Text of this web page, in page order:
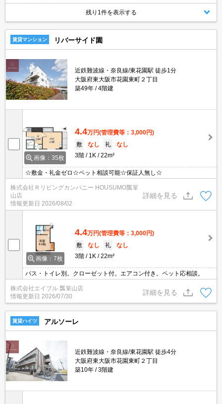
残り1件を表示する
賃貸マンション リバーサイド園
近鉄難波線・奈良線/東花園駅 徒歩1分
大阪府東大阪市花園東町２丁目
築49年
4階建
画像：35枚
4.4万円(管理費等：3,000円)
敷
なし 礼
なし
3階
1K 22m²
☆敷金・礼金ゼロ☆ペット相談可能☆保証人無し☆
株式会社Ｒリビングカンパニー HOUSUMO瓢箪
山店
情報更新日 2026/08/02
詳細を見る
画像：7枚
4.4万円(管理費等：3,000円)
敷
なし 礼
なし
3階
1K 22m²
バス・トイレ別。クローゼット付。エアコン付き。ペット応相談。
株式会社エイブル 瓢箪山店
情報更新日 2026/07/30
詳細を見る
賃貸ハイツ アルソーレ
近鉄難波線・奈良線/東花園駅 徒歩4分
大阪府東大阪市花園東町２丁目
築10年
3階建